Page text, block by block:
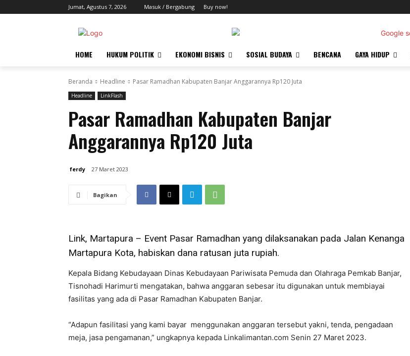
Jumat, Agustus 7, 2026 Masuk / Bergabung Buy now!
HOME HUKUM POLITIK EKONOMI BISNIS SOSIAL BUDAYA BENCANA GAYA HIDUP
Beranda Headline Pasar Ramadhan Kabupaten Banjar Anggarannya Rp120 Juta
Headline LinkFlash
Pasar Ramadhan Kabupaten Banjar
Anggarannya Rp120 Juta
ferdy 27 Maret 2023
Bagikan
Link, Martapura – Event Pasar Ramadhan yang dilaksanakan pada Jalan Kenanga
Martapura Kota, habiskan dana ratusan juta rupiah.
Kepala Bidang Kebudayaan Dinas Kebudayaan Pariwisata Pemuda dan Olahraga Pemkab Banjar,
Tisnohadi Harimurti mengatakan, bahwa anggaran sebesar itu digunakan untuk membiayai
fasilitas yang ada di Pasar Ramadhan Kabupaten Banjar.
“Adapun fasilitasi yang kami bayar menggunakan anggaran tersebut yakni, tenda, pengadaan
meja, jasa pengamanan,” ungkapnya kepada Linkalimantan.com Senin 27 Maret 2023.